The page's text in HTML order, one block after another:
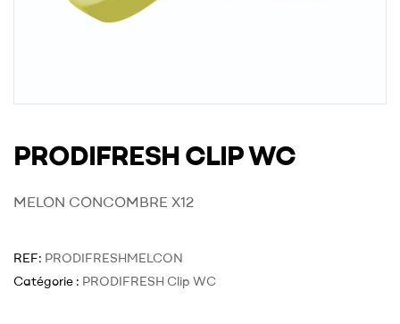
PRODIFRESH CLIP WC
MELON CONCOMBRE X12
REF: PRODIFRESHMELCON
Catégorie : PRODIFRESH Clip WC